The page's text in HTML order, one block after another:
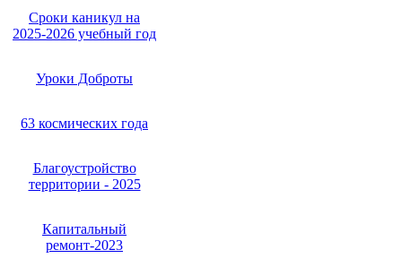
Сроки каникул на
2025-2026 учебный год
Уроки Доброты
63 космических года
Благоустройство
территории - 2025
Капитальный
ремонт-2023